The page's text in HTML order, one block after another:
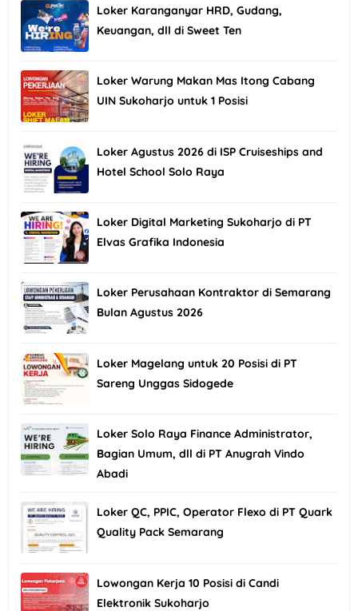
Loker Karanganyar HRD, Gudang,
Keuangan, dll di Sweet Ten
Loker Warung Makan Mas Itong Cabang
UIN Sukoharjo untuk 1 Posisi
Loker Agustus 2026 di ISP Cruiseships and
Hotel School Solo Raya
Loker Digital Marketing Sukoharjo di PT
Elvas Grafika Indonesia
Loker Perusahaan Kontraktor di Semarang
Bulan Agustus 2026
Loker Magelang untuk 20 Posisi di PT
Sareng Unggas Sidogede
Loker Solo Raya Finance Administrator,
Bagian Umum, dll di PT Anugrah Vindo
Abadi
Loker QC, PPIC, Operator Flexo di PT Quark
Quality Pack Semarang
Lowongan Kerja 10 Posisi di Candi
Elektronik Sukoharjo